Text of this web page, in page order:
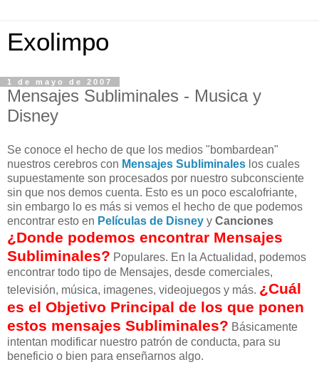
Exolimpo
1 de mayo de 2007
Mensajes Subliminales - Musica y
Disney
Se conoce el hecho de que los medios "bombardean"
nuestros cerebros con Mensajes Subliminales los cuales
supuestamente son procesados por nuestro subconsciente
sin que nos demos cuenta. Esto es un poco escalofriante,
sin embargo lo es más si vemos el hecho de que podemos
encontrar esto en Películas de Disney y Canciones
¿Donde podemos encontrar Mensajes
Subliminales? Populares. En la Actualidad, podemos
encontrar todo tipo de Mensajes, desde comerciales,
televisión, música, imagenes, videojuegos y más. ¿Cuál
es el Objetivo Principal de los que ponen
estos mensajes Subliminales? Básicamente
intentan modificar nuestro patrón de conducta, para su
beneficio o bien para enseñarnos algo.